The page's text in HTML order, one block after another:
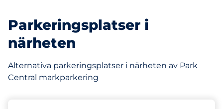
Parkeringsplatser i
närheten
Alternativa parkeringsplatser i närheten av Park
Central markparkering